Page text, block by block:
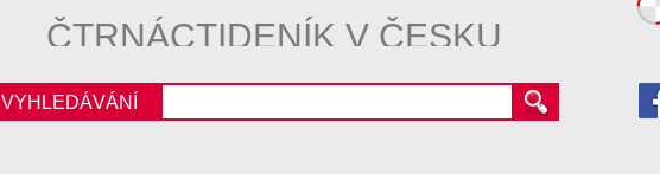
ČTRNÁCTIDENÍK V ČESKU
VYHLEDÁVÁNÍ